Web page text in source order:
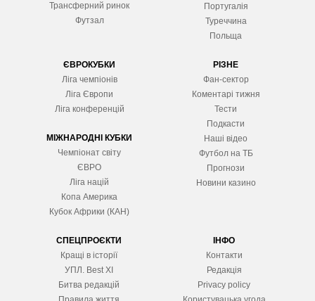
Трансферний ринок
Футзал
Португалія
Туреччина
Польща
ЄВРОКУБКИ
Ліга чемпіонів
Ліга Європи
Ліга конференцій
МІЖНАРОДНІ КУБКИ
Чемпіонат світу
ЄВРО
Ліга націй
Копа Америка
Кубок Африки (КАН)
РІЗНЕ
Фан-сектор
Коментарі тижня
Тести
Подкасти
Наші відео
Футбол на ТБ
Прогнози
Новини казино
СПЕЦПРОЄКТИ
Кращі в історії
УПЛ. Best XІ
Битва редакцій
ІНФО
Контакти
Редакція
Privacy policy